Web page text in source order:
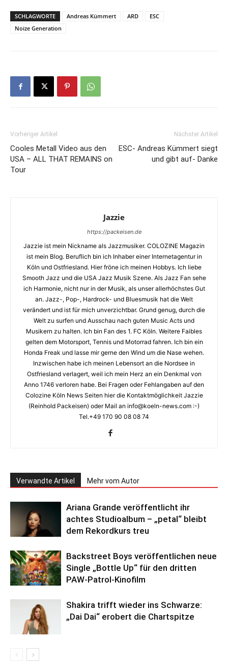
SCHLAGWORTE Andreas Kümmert ARD
ESC
Noize Generation
Vorheriger Artikel
Cooles Metall Video aus den
USA – ALL THAT REMAINS on
Tour
Nächster Artikel
ESC- Andreas Kümmert siegt
und gibt auf- Danke
Jazzie
https://packeisen.de
Jazzie ist mein Nickname als Jazzmusiker. COLOZINE Magazin
ist mein Blog. Beruflich bin ich Inhaber einer Internetagentur in
Köln und Ostfriesland. Hier fröne ich meinen Hobbys. Ich liebe
Smooth Jazz und die USA Jazz Musik Szene. Als Jazz Fan sehe
ich Harmonie, nicht nur in der Musik, als unser allerhöchstes Gut
an. Jazz-, Pop-, Hardrock- und Bluesmusik hat die Welt
verändert und ist für mich unverzichtbar. Grund genug, durch die
Welt zu surfen und Ausschau nach guten Music Acts und
Musikern zu halten. Ich bin Fan des 1. FC Köln. Weitere Faibles
gelten dem Motorsport, Tennis und Motorrad fahren. Ich bin ein
Honda Freak und lasse mir gerne den Wind um die Nase wehen.
Inzwischen habe ich meinen Lebensort an die Nordsee in
Ostfriesland verlagert, weil ich mein Herz an ein Denkmal von
Anno 1746 verloren habe. Bei Fragen oder Fehlangaben auf den
Colozine Köln News Seiten hier die Kontaktmöglichkeit Jazzie
(Reinhold Packeisen) oder Mail an info@koeln-news.com :-)
Tel.+49 170 90 08 08 74
Verwandte Artikel Mehr vom Autor
Ariana Grande veröffentlicht ihr
achtes Studioalbum – „petal“ bleibt
dem Rekordkurs treu
Backstreet Boys veröffentlichen neue
Single „Bottle Up“ für den dritten
PAW-Patrol-Kinofilm
Shakira trifft wieder ins Schwarze:
„Dai Dai“ erobert die Chartspitze